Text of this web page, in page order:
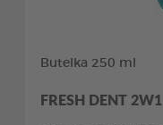
Butelka 250 ml
FRESH DENT 2W1